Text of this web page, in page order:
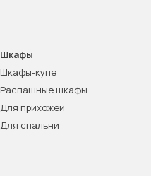
Шкафы
Шкафы-купе
Распашные шкафы
Для прихожей
Для спальни